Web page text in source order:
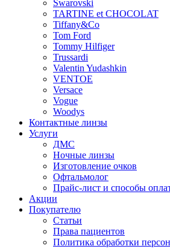
Swarovski
TARTINE et CHOCOLAT
Tiffany&Co
Tom Ford
Tommy Hilfiger
Trussardi
Valentin Yudashkin
VENTOE
Versace
Vogue
Woodys
Контактные линзы
Услуги
ДМС
Ночные линзы
Изготовление очков
Офтальмолог
Прайс-лист и способы
Акции
Покупателю
Статьи
Права пациентов
Политика обработки